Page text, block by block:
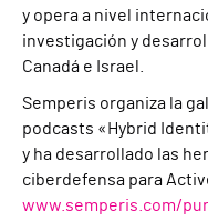
y opera a nivel
investigación y
Canadá e Israel.
Semperis organiza la
podcasts «Hybrid
y ha desarrollado las
ciberdefensa para
www.semperis.com/